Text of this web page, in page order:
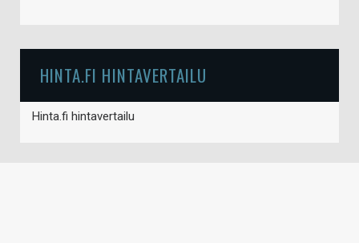
HINTA.FI HINTAVERTAILU
Hinta.fi hintavertailu